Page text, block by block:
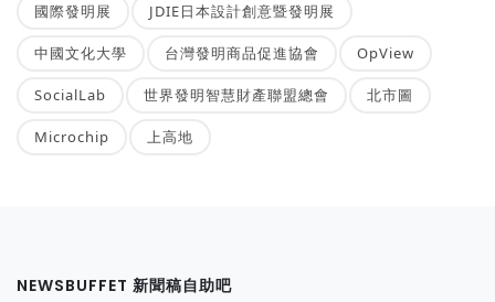
國際發明展 JDIE日本設計創意暨發明展
中國文化大學 台灣發明商品促進協會 OpView
SocialLab 世界發明智慧財產聯盟總會 北市圖
Microchip 上高地
NEWSBUFFET 新聞稿自助吧